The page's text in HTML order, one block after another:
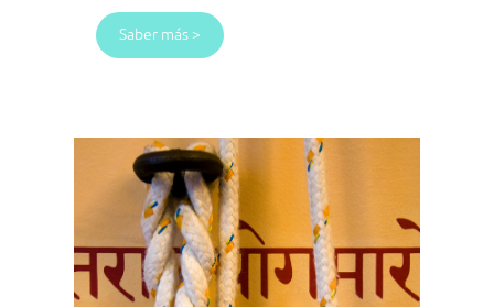
Saber más >